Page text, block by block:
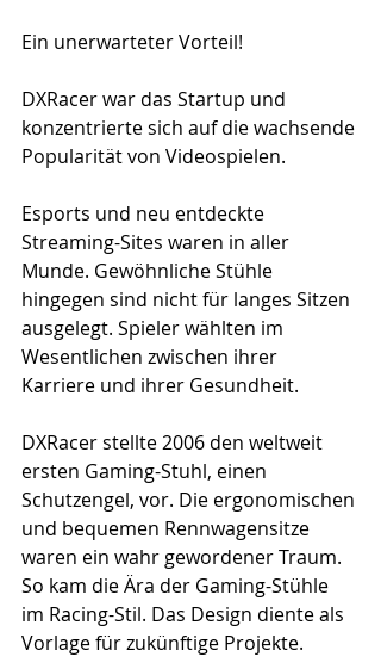
Ein unerwarteter Vorteil!
DXRacer war das Startup und
konzentrierte sich auf die wachsende
Popularität von Videospielen.
Esports und neu entdeckte
Streaming-Sites waren in aller
Munde. Gewöhnliche Stühle
hingegen sind nicht für langes Sitzen
ausgelegt. Spieler wählten im
Wesentlichen zwischen ihrer
Karriere und ihrer Gesundheit.
DXRacer stellte 2006 den weltweit
ersten Gaming-Stuhl, einen
Schutzengel, vor. Die ergonomischen
und bequemen Rennwagensitze
waren ein wahr gewordener Traum.
So kam die Ära der Gaming-Stühle
im Racing-Stil. Das Design diente als
Vorlage für zukünftige Projekte.